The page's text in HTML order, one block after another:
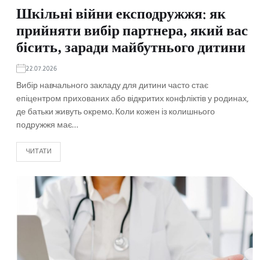
Шкільні війни експодружжя: як
прийняти вибір партнера, який вас
бісить, заради майбутнього дитини
22.07.2026
Вибір навчального закладу для дитини часто стає
епіцентром прихованих або відкритих конфліктів у родинах,
де батьки живуть окремо. Коли кожен із колишнього
подружжя має…
ЧИТАТИ